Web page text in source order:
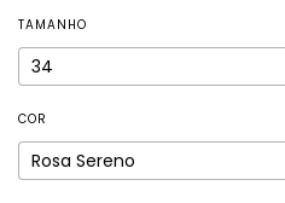
TAMANHO
COR